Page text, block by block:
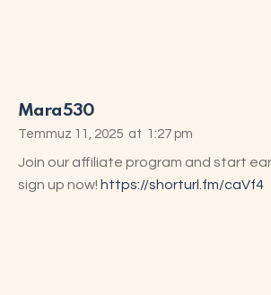
Mara530
Temmuz 11, 2025 at 1:27 pm
Join our affiliate program and start
sign up now! https://shorturl.fm/caVf4